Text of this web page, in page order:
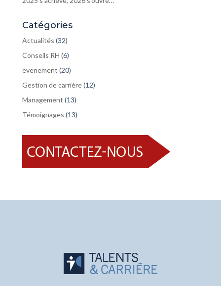
Catégories
Actualités (32)
Conseils RH (6)
evenement (20)
Gestion de carrière(12)
Management (13)
Témoignages (13)